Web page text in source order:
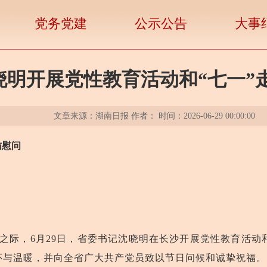
党务党建 公示公告 大事
明开展党性教育活动和“七一”
文章来源：湖南日报 作者： 时间：2026-06-29 00:00:00
问
际，6月29日，省委书记沈晓明在长沙开展党性教育活
温暖，并向全省广大共产党员致以节日问候和诚挚祝福。